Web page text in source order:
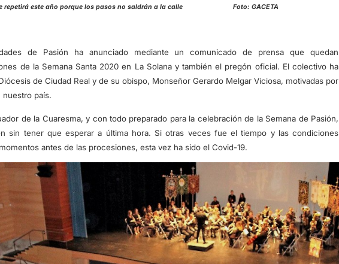
se repetirá este año porque los pasos no saldrán a la calle Foto: GACETA
de Pasión ha anunciado mediante un comunicado de prensa que quedan
de la Semana Santa 2020 en La Solana y también el pregón oficial. El colectivo ha
de Ciudad Real y de su obispo, Monseñor Gerardo Melgar Viciosa, motivadas por
nuestro país.
de la Cuaresma, y con todo preparado para la celebración de la Semana de Pasión,
sin tener que esperar a última hora. Si otras veces fue el tiempo y las condiciones
antes de las procesiones, esta vez ha sido el Covid-19.